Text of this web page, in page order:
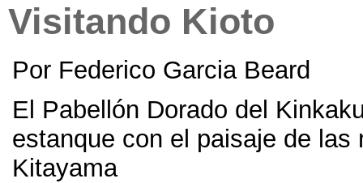
Visitando Kioto
Por Federico Garcia Beard
El Pabellón Dorado del
estanque con el paisaje de las
Kitayama